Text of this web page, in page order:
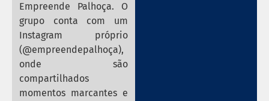
Empreende Palhoça. O
grupo conta com um
Instagram próprio
(@empreendepalhoça),
onde são
compartilhados
momentos marcantes e